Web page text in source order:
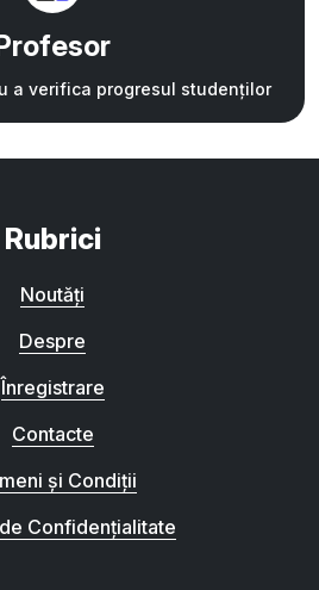
a verifica progresul studenților
Rubrici
Noutăți
Despre
Înregistrare
Contacte
și Condiții
Confidențialitate